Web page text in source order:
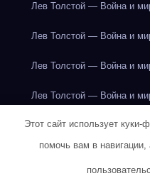
Лев Толстой — Война и
Лев Толстой — Война и
Лев Толстой — Война и
Лев Толстой — Война и
Лондон Лондон
Этот сайт использует
помочь вам в